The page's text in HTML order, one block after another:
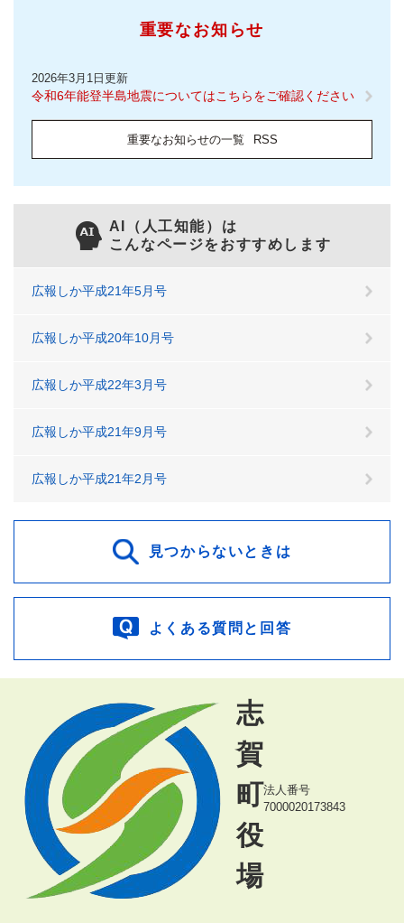
重要なお知らせ
2026年3月1日更新
令和6年能登半島地震についてはこちらをご確認ください
重要なお知らせの一覧 RSS
AI（人工知能）は
こんなページをおすすめします
広報しか平成21年5月号
広報しか平成20年10月号
広報しか平成22年3月号
広報しか平成21年9月号
広報しか平成21年2月号
見つからないときは
よくある質問と回答
志
賀
町
役
場
法人番号
7000020173843